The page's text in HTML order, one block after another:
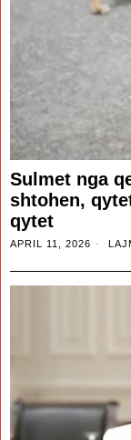
Sulmet nga
shtohen,
qytet
APRIL 11, 2026